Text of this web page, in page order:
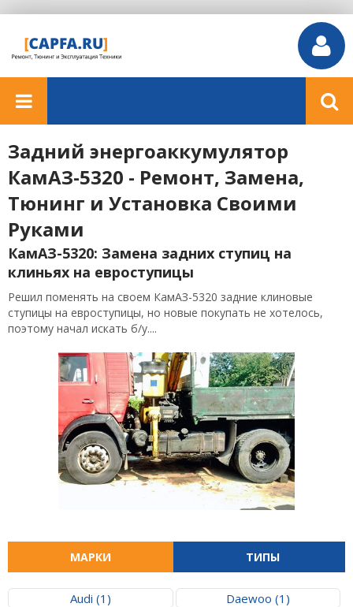
Задний энергоаккумулятор
КамАЗ-5320 - Ремонт, Замена,
Тюнинг и Установка Своими
Руками
КамАЗ-5320: Замена задних ступиц на
клиньях на евроступицы
Решил поменять на своем КамАЗ-5320 задние клиновые
ступицы на евроступицы, но новые покупать не хотелось,
поэтому начал искать б/у....
МАРКИ ТИПЫ
Audi (1)
Daewoo (1)